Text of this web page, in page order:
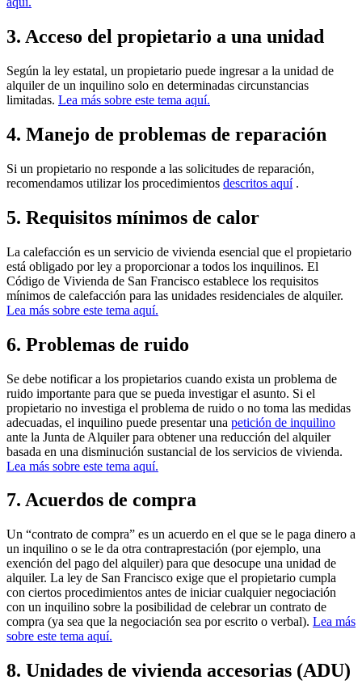
3. Acceso del propietario a una unidad
Según la ley estatal, un propietario puede ingresar a la unidad de
alquiler de un inquilino solo en determinadas circunstancias
limitadas. Lea más sobre este tema aquí.
4. Manejo de problemas de reparación
Si un propietario no responde a las solicitudes de reparación,
recomendamos utilizar los procedimientos descritos aquí.
5. Requisitos mínimos de calor
La calefacción es un servicio de vivienda esencial que el propietario
está obligado por ley a proporcionar a todos los inquilinos. El
Código de Vivienda de San Francisco establece los requisitos
mínimos de calefacción para las unidades residenciales de alquiler.
Lea más sobre este tema aquí.
6. Problemas de ruido
Se debe notificar a los propietarios cuando exista un problema de
ruido importante para que se pueda investigar el asunto. Si el
propietario no investiga el problema de ruido o no toma las medidas
adecuadas, el inquilino puede presentar una petición de inquilino
ante la Junta de Alquiler para obtener una reducción del alquiler
basada en una disminución sustancial de los servicios de vivienda.
Lea más sobre este tema aquí.
7. Acuerdos de compra
Un “contrato de compra” es un acuerdo en el que se le paga dinero a
un inquilino o se le da otra contraprestación (por ejemplo, una
exención del pago del alquiler) para que desocupe una unidad de
alquiler. La ley de San Francisco exige que el propietario cumpla
con ciertos procedimientos antes de iniciar cualquier negociación
con un inquilino sobre la posibilidad de celebrar un contrato de
compra (ya sea que la negociación sea por escrito o verbal). Lea más
sobre este tema aquí.
8. Unidades de vivienda accesorias (ADU)